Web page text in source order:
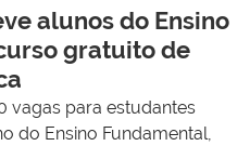
alunos do Ensino
gratuito de
vagas para estudantes
do Ensino Fundamental,